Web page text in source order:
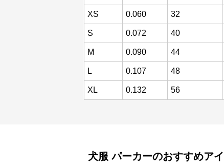
XS 0.060 32
S 0.072 40
M 0.090 44
L 0.107 48
XL 0.132 56
犬服 パーカーのおすすめア